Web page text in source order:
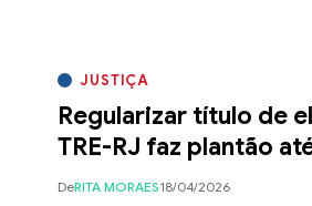
JUSTIÇA
Regularizar título de
TRE-RJ faz plantão
DeRITA MORAES18/04/2026